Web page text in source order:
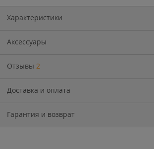
Характеристики
Аксессуары
Отзывы 2
Доставка и оплата
Гарантия и возврат